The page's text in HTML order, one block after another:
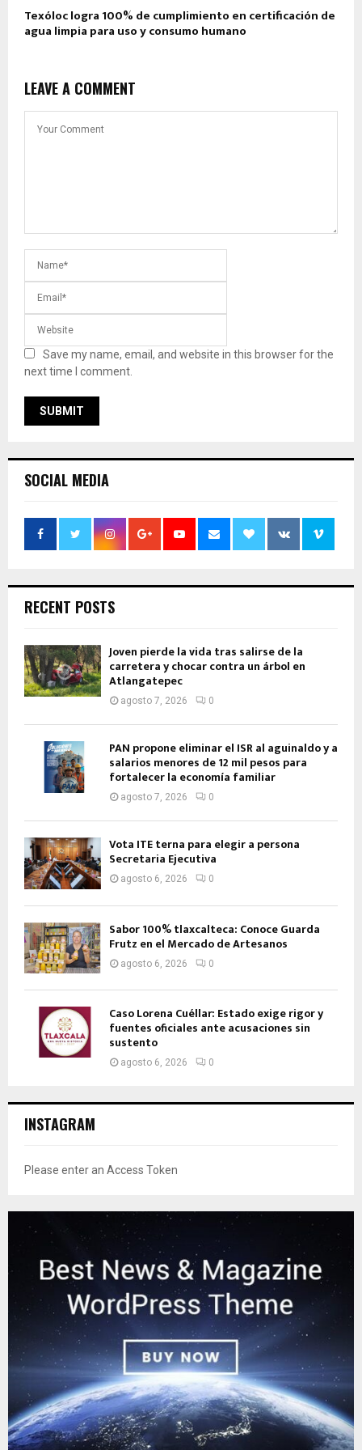
Texóloc logra 100% de cumplimiento en certificación de
agua limpia para uso y consumo humano
LEAVE A COMMENT
Save my name, email, and website in this browser for the
next time I comment.
SOCIAL MEDIA
RECENT POSTS
Joven pierde la vida tras salirse de la
carretera y chocar contra un árbol en
Atlangatepec
agosto 7, 2026 0
PAN propone eliminar el ISR al aguinaldo y a
salarios menores de 12 mil pesos para
fortalecer la economía familiar
agosto 7, 2026 0
Vota ITE terna para elegir a persona
Secretaria Ejecutiva
agosto 6, 2026 0
Sabor 100% tlaxcalteca: Conoce Guarda
Frutz en el Mercado de Artesanos
agosto 6, 2026 0
Caso Lorena Cuéllar: Estado exige rigor y
fuentes oficiales ante acusaciones sin
sustento
agosto 6, 2026 0
INSTAGRAM
Please enter an Access Token